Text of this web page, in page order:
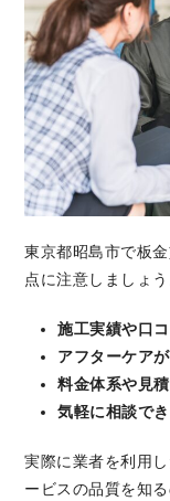
東京都昭島市で板
点に注意しましょう
施工実績や口
アフターケア
料金体系や見
気軽に相談で
実際に業者を利用
ービスの品質を知る